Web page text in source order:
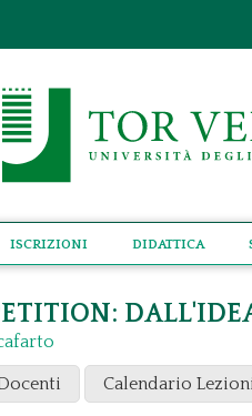
Iscrizioni Didattica
Calendario